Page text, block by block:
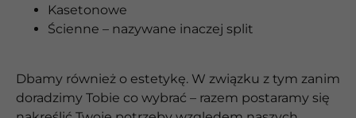
Kasetonowe
Ścienne – nazywane inaczej split
Dbamy również o estetykę. W związku z tym zanim
doradzimy Tobie co wybrać – razem postaramy się